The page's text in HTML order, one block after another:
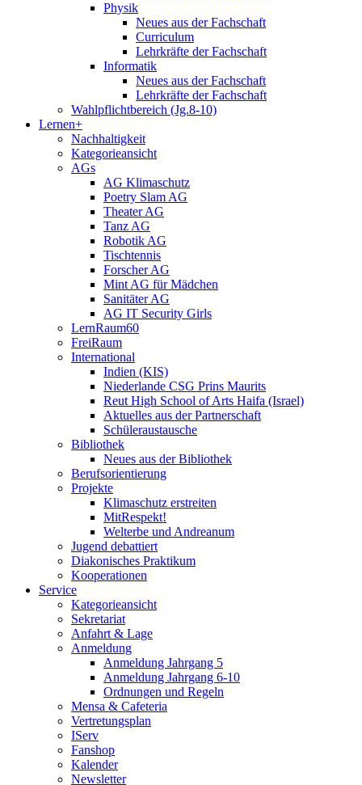
Physik
Neues aus der Fachschaft
Curriculum
Lehrkräfte der Fachschaft
Informatik
Neues aus der Fachschaft
Lehrkräfte der Fachschaft
Wahlpflichtbereich (Jg.8-10)
Lernen+
Nachhaltigkeit
Kategorieansicht
AGs
AG Klimaschutz
Poetry Slam AG
Theater AG
Tanz AG
Robotik AG
Tischtennis
Forscher AG
Mint AG für Mädchen
Sanitäter AG
AG IT Security Girls
LernRaum60
FreiRaum
International
Indien (KIS)
Niederlande CSG Prins Maurits
Reut High School of Arts Haifa (Israel)
Aktuelles aus der Partnerschaft
Schüleraustausche
Bibliothek
Neues aus der Bibliothek
Berufsorientierung
Projekte
Klimaschutz erstreiten
MitRespekt!
Welterbe und Andreanum
Jugend debattiert
Diakonisches Praktikum
Kooperationen
Service
Kategorieansicht
Sekretariat
Anfahrt & Lage
Anmeldung
Anmeldung Jahrgang 5
Anmeldung Jahrgang 6-10
Ordnungen und Regeln
Mensa & Cafeteria
Vertretungsplan
IServ
Fanshop
Kalender
Newsletter